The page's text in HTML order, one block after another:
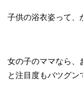
子供の浴衣姿って、
女の子のママなら、
と注目度もバツグン